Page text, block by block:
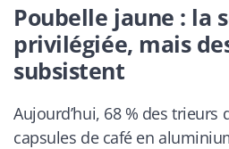
Poubelle jaune : la
privilégiée, mais
subsistent
Aujourd’hui, 68 % des trieurs
capsules de café en